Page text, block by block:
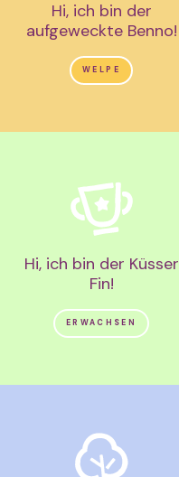
Hi, ich bin der
aufgeweckte Benno!
WELPE
Hi, ich bin der Küsser
Fin!
ERWACHSEN